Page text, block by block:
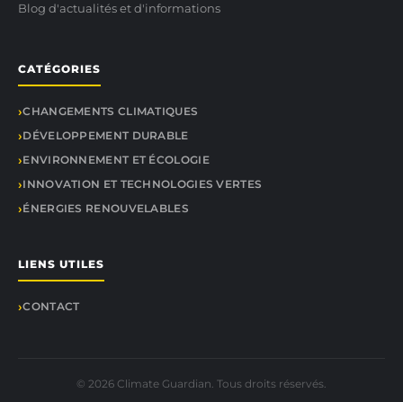
Blog d'actualités et d'informations
CATÉGORIES
CHANGEMENTS CLIMATIQUES
DÉVELOPPEMENT DURABLE
ENVIRONNEMENT ET ÉCOLOGIE
INNOVATION ET TECHNOLOGIES VERTES
ÉNERGIES RENOUVELABLES
LIENS UTILES
CONTACT
© 2026 Climate Guardian. Tous droits réservés.